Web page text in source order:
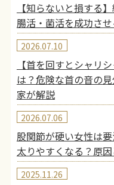
【知らないと損する
腸活・菌活を成功さ
【首を回すとシャリ
は？危険な首の音の
家が解説
2026.07.10
股関節が硬い女性は
太りやすくなる？原
2026.07.06
2025.11.26